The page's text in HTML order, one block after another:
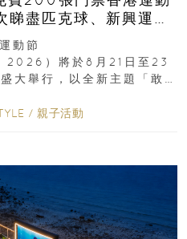
盡匹克球、新興運
品牌展覽
動節
）將於8月21日至23
大舉行，以全新主題「敢
/ 親子活動